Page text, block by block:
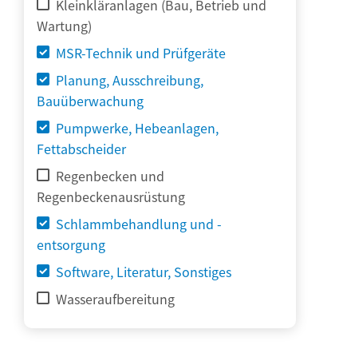
Kleinkläranlagen (Bau, Betrieb und
Wartung)
MSR-Technik und Prüfgeräte
Planung, Ausschreibung,
Bauüberwachung
Pumpwerke, Hebeanlagen,
Fettabscheider
Regenbecken und
Regenbeckenausrüstung
Schlammbehandlung und -
entsorgung
Software, Literatur, Sonstiges
Wasseraufbereitung